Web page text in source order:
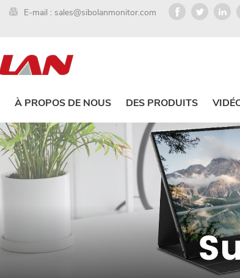
E-mail : sales@sibolanmonitor.com
À PROPOS DE NOUS DES PRODUITS